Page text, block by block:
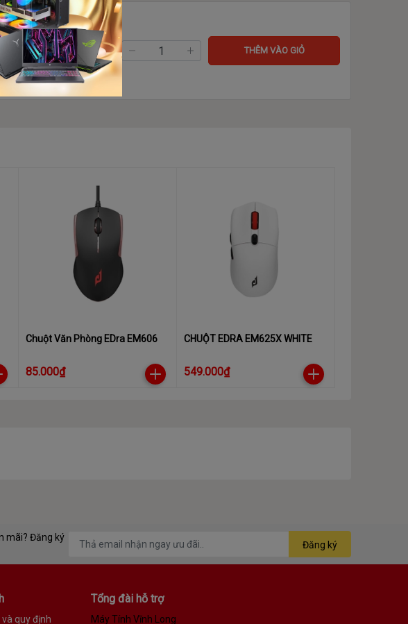
Số lượng: THÊM VÀO GIỎ
Chuột Văn Phòng EDra EM606
85.000₫
CHUỘT EDRA EM625X WHITE
549.000₫
mãi? Đăng ký
Đăng ký
quy định
Tổng đài hỗ trợ
Máy Tính Vĩnh Long